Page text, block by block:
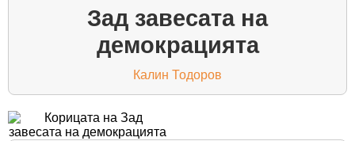
Зад завесата на
демокрацията
Калин Тодоров